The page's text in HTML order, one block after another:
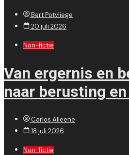
Bert Potvliege
20 juli 2026
Non-fictie
Van ergernis en
naar berusting
Carlos Alleene
18 juli 2026
Non-fictie